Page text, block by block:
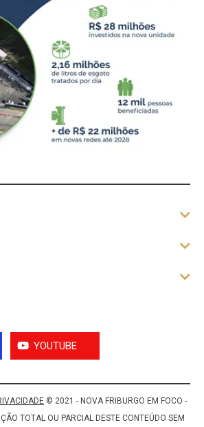
YOUTUBE
© 2021 - NOVA FRIBURGO EM FOCO -
TOTAL OU PARCIAL DESTE CONTEÚDO SEM